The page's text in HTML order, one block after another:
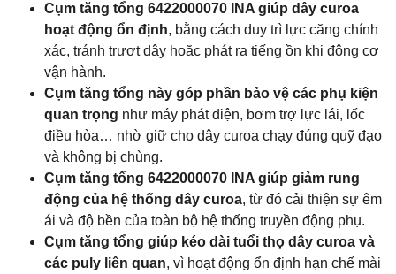
Cụm tăng tổng 6422000070 INA giúp dây curoa
hoạt động ổn định, bằng cách duy trì lực căng chính
xác, tránh trượt dây hoặc phát ra tiếng ồn khi động cơ
vận hành.
Cụm tăng tổng này góp phần bảo vệ các phụ kiện
quan trọng như máy phát điện, bơm trợ lực lái, lốc
điều hòa… nhờ giữ cho dây curoa chạy đúng quỹ đạo
và không bị chùng.
Cụm tăng tổng 6422000070
INA giúp giảm rung
động của hệ thống dây curoa, từ đó cải thiện sự êm
ái và độ bền của toàn bộ hệ thống truyền động phụ.
Cụm tăng tổng giúp kéo dài tuổi thọ dây curoa và
các puly liên quan, vì hoạt động ổn định hạn chế mài